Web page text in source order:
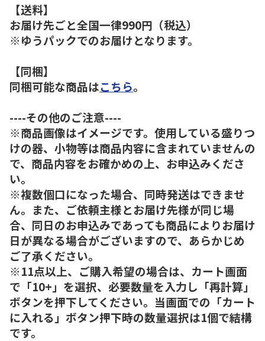
【送料】
お届け先ごと全国一律990円（税込）
※ゆうパックでのお届けとなります。
【同梱】
同梱可能な商品はこちら。
----その他のご注意----
※商品画像はイメージです。使用している盛りつ
けの器、小物等は商品内容に含まれていませんの
で、商品内容をお確かめの上、お申込みくださ
い。
※複数個口になった場合、同時発送はできませ
ん。また、ご依頼主様とお届け先様が同じ場
合、同日のお申込みであっても商品によりお届け
日が異なる場合がございますので、あらかじめ
ご了承ください。
※11点以上、ご購入希望の場合は、カート画面
で「10+」を選択、必要数量を入力し「再計算」
ボタンを押下してください。当画面での「カート
に入れる」ボタン押下時の数量選択は1個で結構
です。